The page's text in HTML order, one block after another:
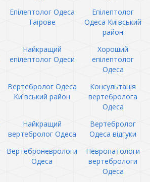
Епілептолог Одеса
Таїрове
Епілептолог
Одеса Київський
район
Найкращий
епілептолог Одеси
Хороший
епілептолог
Одеса
Вертебролог Одеса
Київський район
Консультація
вертебролога
Одеса
Найкращий
вертебролог Одеса
Вертебролог
Одеса відгуки
Вертеброневрологи
Одеса
Невропатологи
вертебрологи
Одеса